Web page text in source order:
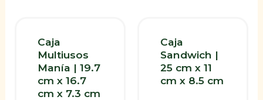
Caja
Multiusos
Manía | 19.7
cm x 16.7
cm x 7.3 cm
Caja
Sandwich |
25 cm x 11
cm x 8.5 cm